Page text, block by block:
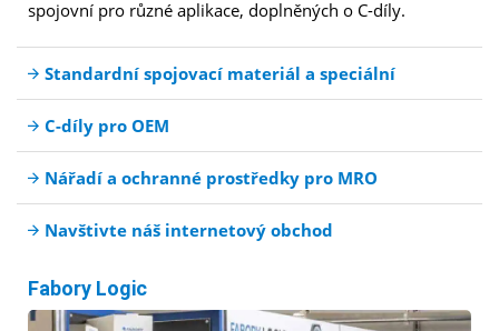
spojovní pro různé aplikace, doplněných o C-díly.
Standardní spojovací materiál a speciální
C-díly pro OEM
Nářadí a ochranné prostředky pro MRO
Navštivte náš internetový obchod
Fabory Logic